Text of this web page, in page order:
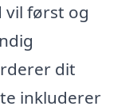
vil først og
dit
inkluderer